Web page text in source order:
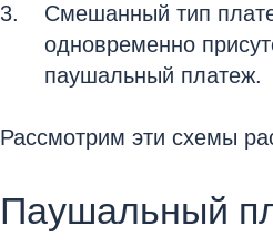
Смешанный тип
одновременно
паушальный платеж.
Рассмотрим эти схемы
Паушальный